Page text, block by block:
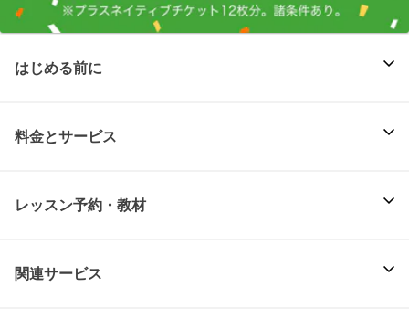
はじめる前に
料金とサービス
レッスン予約・教材
関連サービス